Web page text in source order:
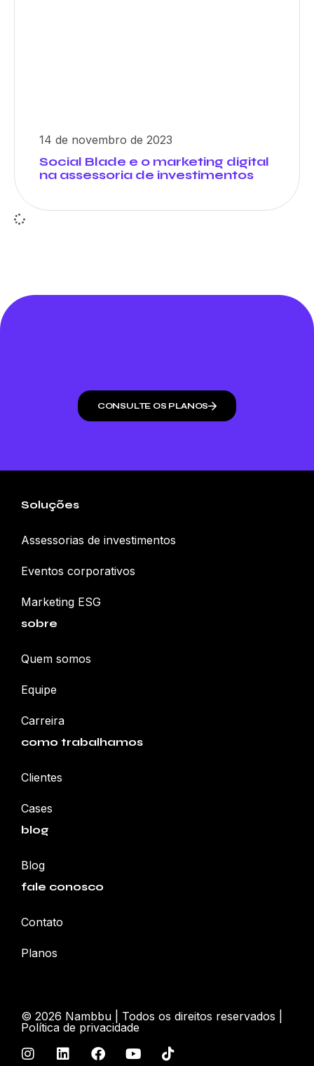
14 de novembro de 2023
Social Blade e o marketing digital
na assessoria de investimentos
CONSULTE OS PLANOS
Soluções
Assessorias de investimentos
Eventos corporativos
Marketing ESG
sobre
Quem somos
Equipe
Carreira
como trabalhamos
Clientes
Cases
blog
Blog
fale conosco
Contato
Planos
© 2026 Nambbu | Todos os direitos reservados |
Política de privacidade